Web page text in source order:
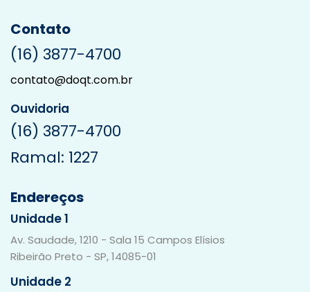
Contato
(16) 3877-4700
contato@doqt.com.br
Ouvidoria
(16) 3877-4700
Ramal: 1227
Endereços
Unidade 1
Av. Saudade, 1210 - Sala 15 Campos Elísios
Ribeirão Preto - SP, 14085-01
Unidade 2